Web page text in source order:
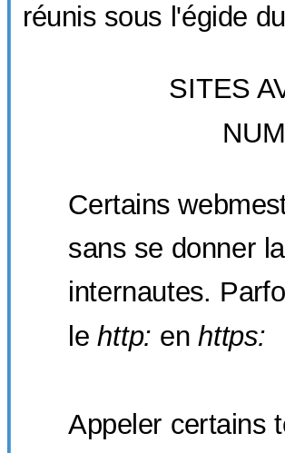
réunis sous l'égide
SITES
Certains
sans se donner
internautes.
lehttp: en https:
Appeler certains